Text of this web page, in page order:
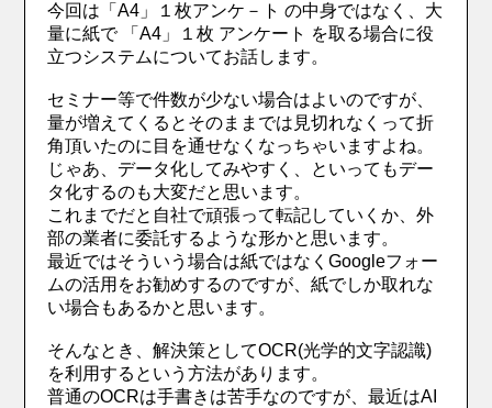
今回は「A4」１枚アンケ－ト の中身ではなく、大
量に紙で 「A4」１枚 アンケート を取る場合に役
立つシステムについてお話します。
セミナー等で件数が少ない場合はよいのですが、
量が増えてくるとそのままでは見切れなくって折
角頂いたのに目を通せなくなっちゃいますよね。
じゃあ、データ化してみやすく、といってもデー
タ化するのも大変だと思います。
これまでだと自社で頑張って転記していくか、外
部の業者に委託するような形かと思います。
最近ではそういう場合は紙ではなくGoogleフォー
ムの活用をお勧めするのですが、紙でしか取れな
い場合もあるかと思います。
そんなとき、解決策としてOCR(光学的文字認識)
を利用するという方法があります。
普通のOCRは手書きは苦手なのですが、最近はAI